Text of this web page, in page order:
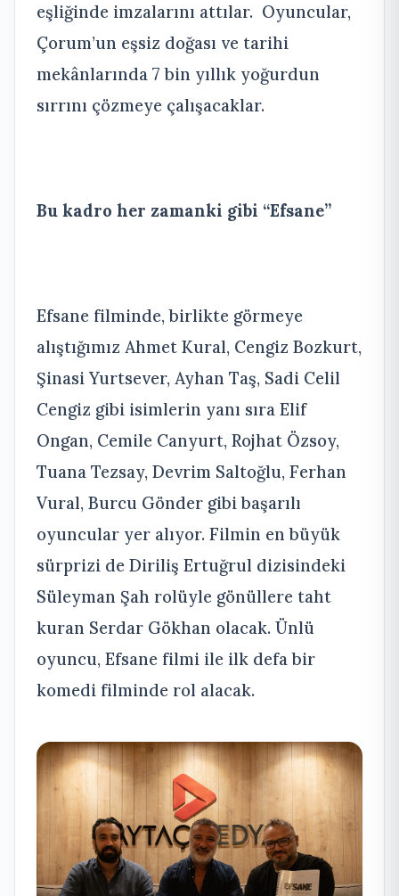
eşliğinde imzalarını attılar. Oyuncular,
Çorum’un eşsiz doğası ve tarihi
mekânlarında 7 bin yıllık yoğurdun
sırrını çözmeye çalışacaklar.
Bu kadro her zamanki gibi “Efsane”
Efsane filminde, birlikte görmeye
alıştığımız Ahmet Kural, Cengiz Bozkurt,
Şinasi Yurtsever, Ayhan Taş, Sadi Celil
Cengiz gibi isimlerin yanı sıra Elif
Ongan, Cemile Canyurt, Rojhat Özsoy,
Tuana Tezsay, Devrim Saltoğlu, Ferhan
Vural, Burcu Gönder gibi başarılı
oyuncular yer alıyor. Filmin en büyük
sürprizi de Diriliş Ertuğrul dizisindeki
Süleyman Şah rolüyle gönüllere taht
kuran Serdar Gökhan olacak. Ünlü
oyuncu, Efsane filmi ile ilk defa bir
komedi filminde rol alacak.